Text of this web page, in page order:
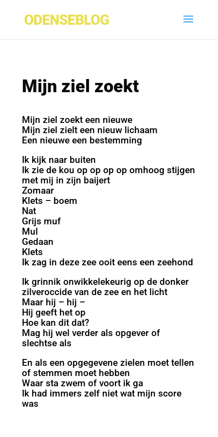
Mijn ziel zoekt
Mijn ziel zoekt een nieuwe
Mijn ziel zielt een nieuw lichaam
Een nieuwe een bestemming
Ik kijk naar buiten
Ik zie de kou op op op op omhoog stijgen
met mij in zijn baijert
Zomaar
Klets – boem
Nat
Grijs muf
Mul
Gedaan
Klets
Ik zag in deze zee ooit eens een zeehond
Ik grinnik onwikkelekeurig op de donker
zilveroccide van de zee en het licht
Maar hij – hij –
Hij geeft het op
Hoe kan dit dat?
Mag hij wel verder als opgever of
slechtse als
En als een opgegevene zielen moet tellen
of stemmen moet hebben
Waar sta zwem of voort ik ga
Ik had immers zelf niet wat mijn score
was